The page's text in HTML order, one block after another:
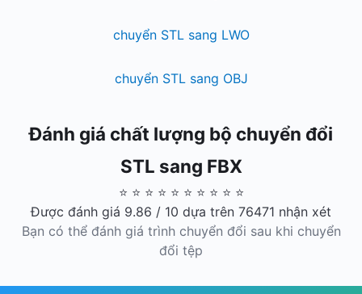
chuyển STL sang LWO
chuyển STL sang OBJ
Đánh giá chất lượng bộ chuyển đổi
STL sang FBX
⭐ ⭐ ⭐ ⭐ ⭐ ⭐ ⭐ ⭐ ⭐ ⭐
Được đánh giá 9.86 / 10 dựa trên 76471 nhận xét
Bạn có thể đánh giá trình chuyển đổi sau khi chuyển
đổi tệp